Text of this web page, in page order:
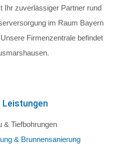
Ihr zuverlässiger Partner rund
im Raum Bayern
Firmenzentrale befindet
Leistungen
& Tiefbohrungen
& Brunnensanierung